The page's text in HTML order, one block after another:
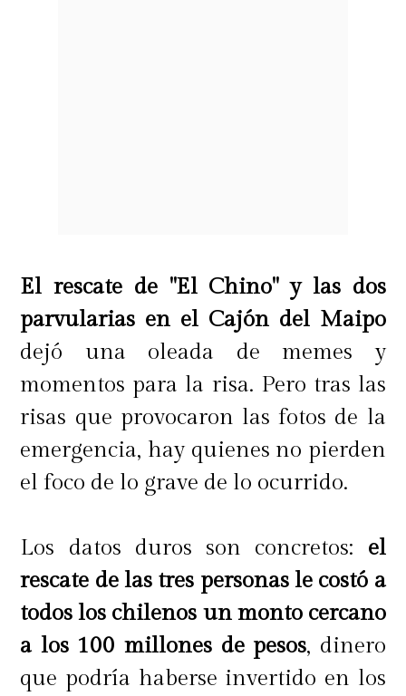
El rescate de "El Chino" y las dos
parvularias en el Cajón del Maipo
dejó una oleada de memes y
momentos para la risa. Pero tras las
risas que provocaron las fotos de la
emergencia, hay quienes no pierden
el foco de lo grave de lo ocurrido.
Los datos duros son concretos: el
rescate de las tres personas le costó a
todos los chilenos un monto cercano
a los 100 millones de pesos, dinero
que podría haberse invertido en los